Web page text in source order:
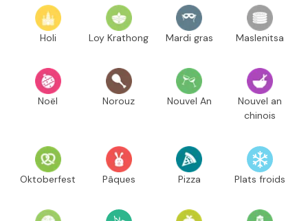
Holi Loy Krathong Mardi gras Maslenitsa
Noël Norouz Nouvel An
Nouvel an
chinois
Oktoberfest Pâques Pizza Plats froids